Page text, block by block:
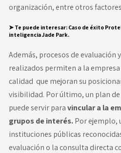
organización, entre otros
➤ Te puede interesar: Caso de éxito
inteligencia Jade Park.
Además, procesos de evaluación
realizados permiten a la
calidad que mejoran su
visibilidad. Por último, un plan
puede servir paravincular a la
grupos de interés.Por ejemplo,
instituciones públicas
evaluación o la consulta directa